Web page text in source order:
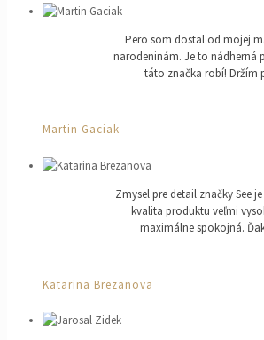
Pero som dostal od mojej
narodeninám. Je to nádherná
táto značka robí! Držím
Martin Gaciak
Zmysel pre detail značky See
kvalita produktu veľmi
maximálne spokojná.
Katarina Brezanova